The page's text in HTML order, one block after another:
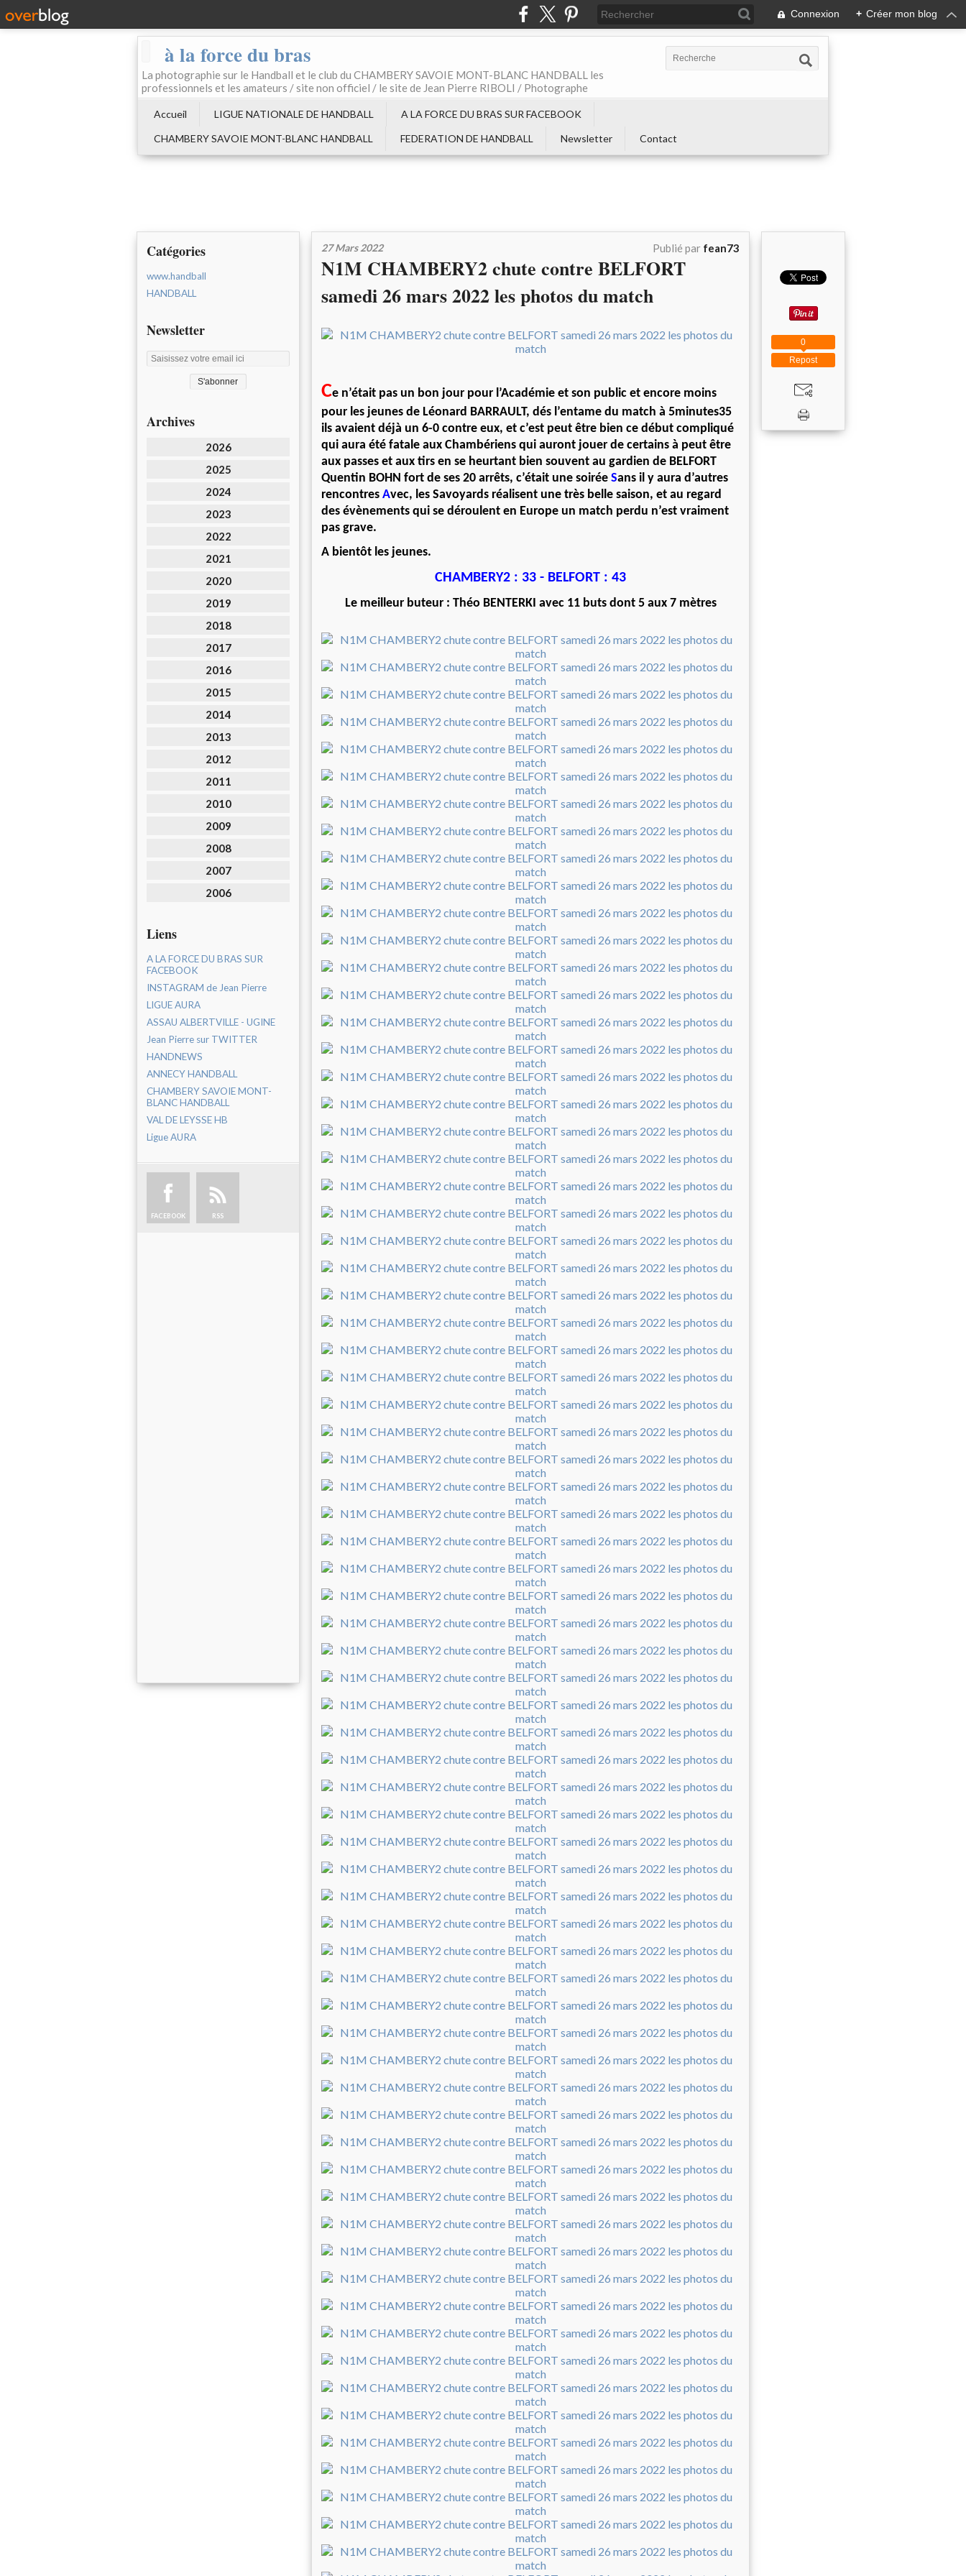
Connexion + Créer mon blog
à la force du bras
La photographie sur le Handball et le club du CHAMBERY SAVOIE MONT-BLANC HANDBALL les
professionnels et les amateurs / site non officiel / le site de Jean Pierre RIBOLI / Photographe
Accueil LIGUE NATIONALE DE HANDBALL
A LA FORCE DU BRAS SUR FACEBOOK
CHAMBERY SAVOIE MONT-BLANC HANDBALL
FEDERATION DE HANDBALL Newsletter Contact
Catégories
www.handball
HANDBALL
Newsletter
Archives
2026
2025
2024
2023
2022
2021
2020
2019
2018
2017
2016
2015
2014
2013
2012
2011
2010
2009
2008
2007
2006
Liens
A LA FORCE DU BRAS SUR
FACEBOOK
INSTAGRAM de Jean Pierre
LIGUE AURA
ASSAU ALBERTVILLE - UGINE
Jean Pierre sur TWITTER
HANDNEWS
ANNECY HANDBALL
CHAMBERY SAVOIE MONT-
BLANC HANDBALL
VAL DE LEYSSE HB
Ligue AURA
FACEBOOK RSS
27 Mars 2022 Publié par fean73
N1M CHAMBERY2 chute contre BELFORT
samedi 26 mars 2022 les photos du match
Ce n’était pas un bon jour pour l’Académie et son public et encore moins
pour les jeunes de Léonard BARRAULT, dés l’entame du match à 5minutes35
ils avaient déjà un 6-0 contre eux, et c’est peut être bien ce début compliqué
qui aura été fatale aux Chambériens qui auront jouer de certains à peut être
aux passes et aux tirs en se heurtant bien souvent au gardien de BELFORT
Quentin BOHN fort de ses 20 arrêts, c’était une soirée Sans il y aura d’autres
rencontres Avec, les Savoyards réalisent une très belle saison, et au regard
des évènements qui se déroulent en Europe un match perdu n’est vraiment
pas grave.
A bientôt les jeunes.
CHAMBERY2 : 33 - BELFORT : 43
Le meilleur buteur : Théo BENTERKI avec 11 buts dont 5 aux 7 mètres
Repost
0